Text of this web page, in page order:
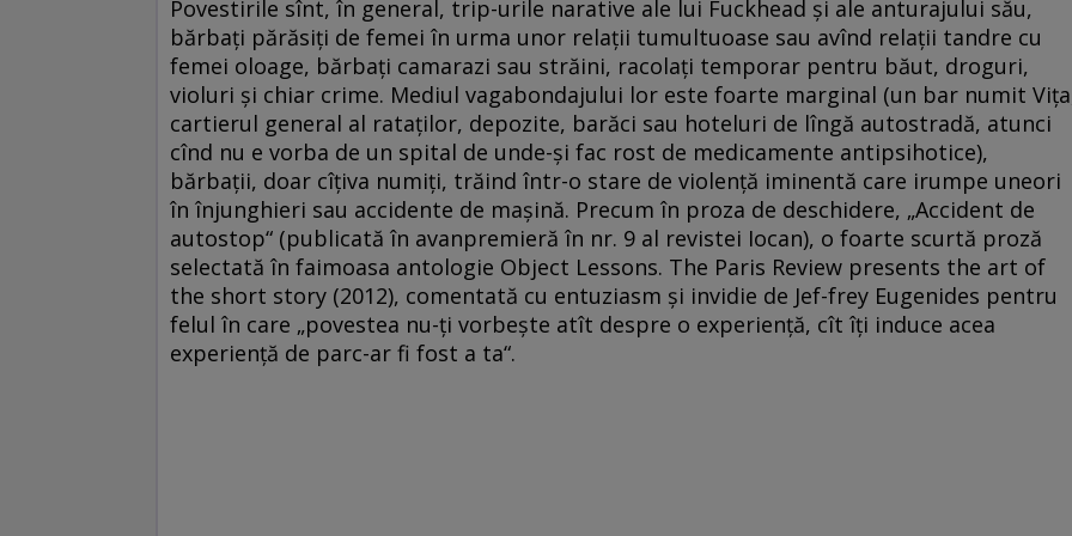
Povestirile sînt, în general, trip-urile narative ale lui Fuckhead şi ale anturajului său,
bărbaţi părăsiţi de femei în urma unor relaţii tumultuoase sau avînd relaţii tandre cu
femei oloage, bărbaţi camarazi sau străini, racolaţi temporar pentru băut, droguri,
violuri şi chiar crime. Mediul vagabondajului lor este foarte marginal (un bar numit
cartierul general al rataţilor, depozite, barăci sau hoteluri de lîngă autostradă, atunci
cînd nu e vorba de un spital de unde-şi fac rost de medicamente antipsihotice),
bărbaţii, doar cîţiva numiţi, trăind într-o stare de violenţă iminentă care irumpe uneori
în înjunghieri sau accidente de maşină. Precum în proza de deschidere, „Accident de
autostop“ (publicată în avanpremieră în nr. 9 al revistei Iocan), o foarte scurtă proză
selectată în faimoasa antologie Object Lessons. The Paris Review presents the art of
the short story (2012), comentată cu entuziasm şi invidie de Jef-frey Eugenides pentru
felul în care „povestea nu-ţi vorbeşte atît despre o experienţă, cît îţi induce acea
experienţă de parc-ar fi fost a ta“.